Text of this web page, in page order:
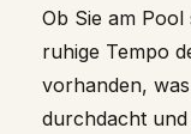
Ob Sie am
ruhige Tempo
vorhanden,
durchdacht